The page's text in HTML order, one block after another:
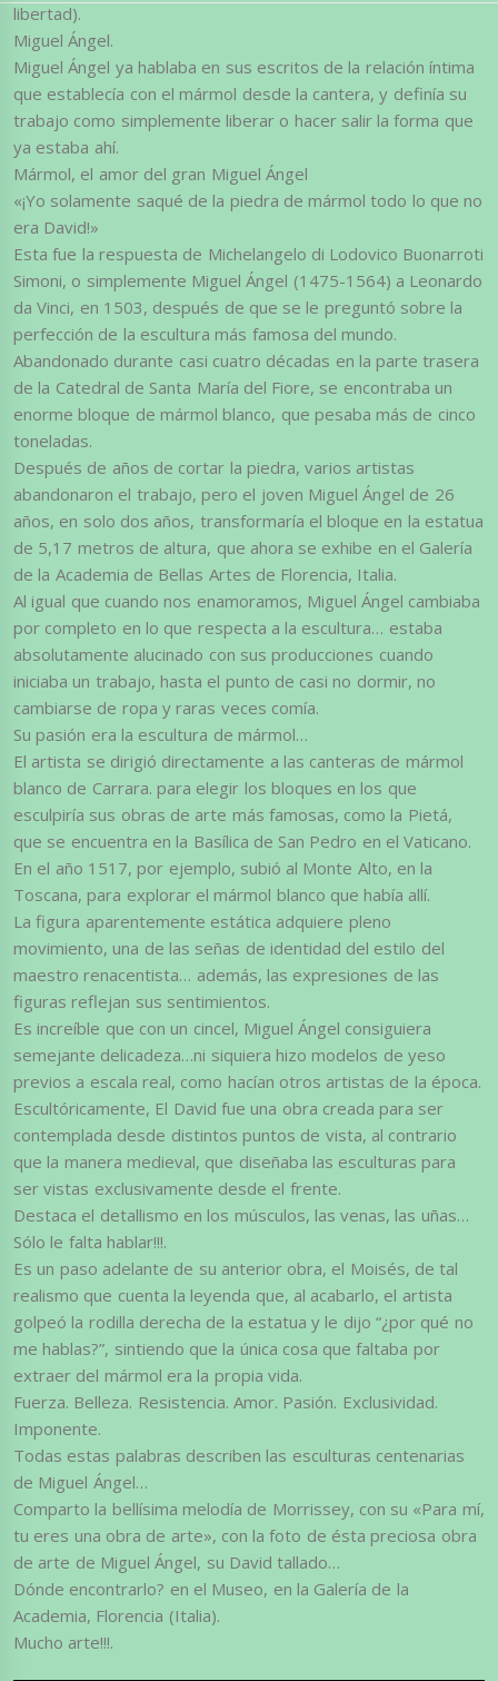
libertad).
Miguel Ángel.
Miguel Ángel ya hablaba en sus escritos de la relación íntima
que establecía con el mármol desde la cantera, y definía su
trabajo como simplemente liberar o hacer salir la forma que
ya estaba ahí.
Mármol, el amor del gran Miguel Ángel
«¡Yo solamente saqué de la piedra de mármol todo lo que no
era David!»
Esta fue la respuesta de Michelangelo di Lodovico Buonarroti
Simoni, o simplemente Miguel Ángel (1475-1564) a Leonardo
da Vinci, en 1503, después de que se le preguntó sobre la
perfección de la escultura más famosa del mundo.
Abandonado durante casi cuatro décadas en la parte trasera
de la Catedral de Santa María del Fiore, se encontraba un
enorme bloque de mármol blanco, que pesaba más de cinco
toneladas.
Después de años de cortar la piedra, varios artistas
abandonaron el trabajo, pero el joven Miguel Ángel de 26
años, en solo dos años, transformaría el bloque en la estatua
de 5,17 metros de altura, que ahora se exhibe en el Galería
de la Academia de Bellas Artes de Florencia, Italia.
Al igual que cuando nos enamoramos, Miguel Ángel cambiaba
por completo en lo que respecta a la escultura… estaba
absolutamente alucinado con sus producciones cuando
iniciaba un trabajo, hasta el punto de casi no dormir, no
cambiarse de ropa y raras veces comía.
Su pasión era la escultura de mármol…
El artista se dirigió directamente a las canteras de mármol
blanco de Carrara. para elegir los bloques en los que
esculpiría sus obras de arte más famosas, como la Pietá,
que se encuentra en la Basílica de San Pedro en el Vaticano.
En el año 1517, por ejemplo, subió al Monte Alto, en la
Toscana, para explorar el mármol blanco que había allí.
La figura aparentemente estática adquiere pleno
movimiento, una de las señas de identidad del estilo del
maestro renacentista… además, las expresiones de las
figuras reflejan sus sentimientos.
Es increíble que con un cincel, Miguel Ángel consiguiera
semejante delicadeza…ni siquiera hizo modelos de yeso
previos a escala real, como hacían otros artistas de la época.
Escultóricamente, El David fue una obra creada para ser
contemplada desde distintos puntos de vista, al contrario
que la manera medieval, que diseñaba las esculturas para
ser vistas exclusivamente desde el frente.
Destaca el detallismo en los músculos, las venas, las uñas…
Sólo le falta hablar!!!.
Es un paso adelante de su anterior obra, el Moisés, de tal
realismo que cuenta la leyenda que, al acabarlo, el artista
golpeó la rodilla derecha de la estatua y le dijo “¿por qué no
me hablas?”, sintiendo que la única cosa que faltaba por
extraer del mármol era la propia vida.
Fuerza. Belleza. Resistencia. Amor. Pasión. Exclusividad.
Imponente.
Todas estas palabras describen las esculturas centenarias
de Miguel Ángel…
Comparto la bellísima melodía de Morrissey, con su «Para mí,
tu eres una obra de arte», con la foto de ésta preciosa obra
de arte de Miguel Ángel, su David tallado…
Dónde encontrarlo? en el Museo, en la Galería de la
Academia, Florencia (Italia).
Mucho arte!!!.